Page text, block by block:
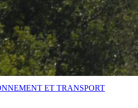
ET TRANSPORT